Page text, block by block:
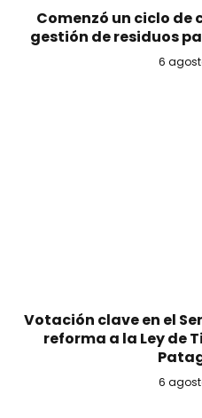
Comenzó un ciclo
gestión de residuos
6
Votación clave en el
reforma a la Ley de
6